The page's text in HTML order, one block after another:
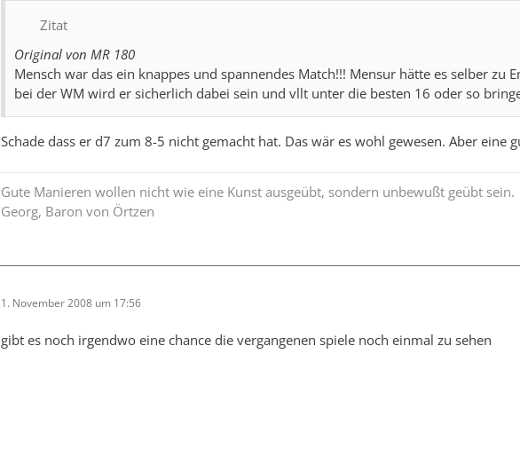
Zitat
Original von MR 180
Mensch war das ein knappes und spannendes Match!!! Mensur hätte es selber zu
bei der WM wird er sicherlich dabei sein und vllt unter die besten 16 oder so
Schade dass er d7 zum 8-5 nicht gemacht hat. Das wär es wohl gewesen. Aber
Gute Manieren wollen nicht wie eine Kunst ausgeübt, sondern unbewußt geübt sein.
Georg, Baron von Örtzen
1. November 2008 um 17:56
gibt es noch irgendwo eine chance die vergangenen spiele noch einmal zu sehen